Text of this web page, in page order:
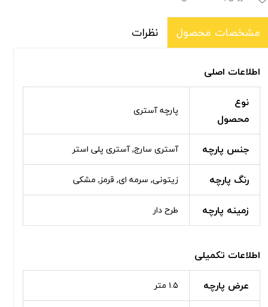
مشخصات محصول نظرات
اطلاعات اصلی
نوع
محصول
پارچه آستری
جنس پارچه آستری سارج, آستری پلی استر
رنگ پارچه زیتونی, سرمه ای, قرمز, مشکی
زمینه پارچه طرح دار
اطلاعات تکمیلی
عرض پارچه
۱.۵ متر